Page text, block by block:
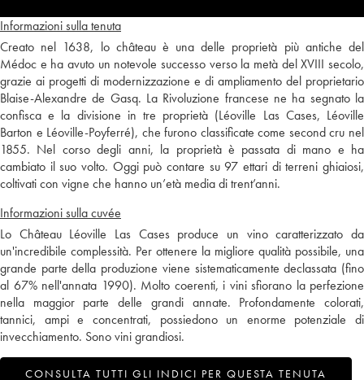
Informazioni sulla tenuta
Creato nel 1638, lo château è una delle proprietà più antiche del
Médoc e ha avuto un notevole successo verso la metà del XVIII secolo,
grazie ai progetti di modernizzazione e di ampliamento del proprietario
Blaise-Alexandre de Gasq. La Rivoluzione francese ne ha segnato la
confisca e la divisione in tre proprietà (Léoville Las Cases, Léoville
Barton e Léoville-Poyferré), che furono classificate come second cru nel
1855. Nel corso degli anni, la proprietà è passata di mano e ha
cambiato il suo volto. Oggi può contare su 97 ettari di terreni ghiaiosi,
coltivati con vigne che hanno un’età media di trent’anni.
Informazioni sulla cuvée
Lo Château Léoville Las Cases produce un vino caratterizzato da
un'incredibile complessità. Per ottenere la migliore qualità possibile, una
grande parte della produzione viene sistematicamente declassata (fino
al 67% nell'annata 1990). Molto coerenti, i vini sfiorano la perfezione
nella maggior parte delle grandi annate. Profondamente colorati,
tannici, ampi e concentrati, possiedono un enorme potenziale di
invecchiamento. Sono vini grandiosi.
CONSULTA TUTTI GLI INDICI PER QUESTA TENUTA